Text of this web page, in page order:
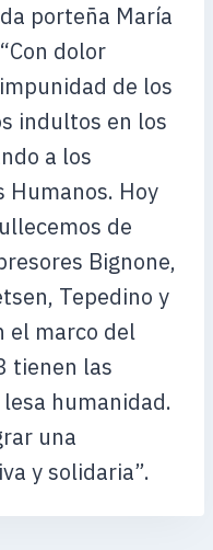
porteña María
dolor
de los
indultos en los
a los
Humanos. Hoy
de
Bignone,
Tepedino y
el marco del
tienen las
humanidad.
una
y solidaria”.